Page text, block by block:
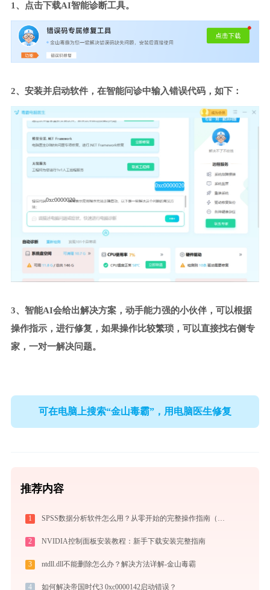
1、点击下载AI智能诊断工具。
2、安装并启动软件，在智能问诊中输入错误代码，如下：
0xc0000020
0xc0000020
3、智能AI会给出解决方案，动手能力强的小伙伴，可以根据
操作指示，进行修复，如果操作比较繁琐，可以直接找右侧专
家，一对一解决问题。
可在电脑上搜索“金山毒霸”，用电脑医生修复
推荐内容
1 SPSS数据分析软件怎么用？从零开始的完整操作指南（附实战案例）
2 NVIDIA控制面板安装教程：新手下载安装完整指南
3 ntdll.dll不能删除怎么办？解决方法详解-金山毒霸
4 如何解决帝国时代3 0xc0000142启动错误？